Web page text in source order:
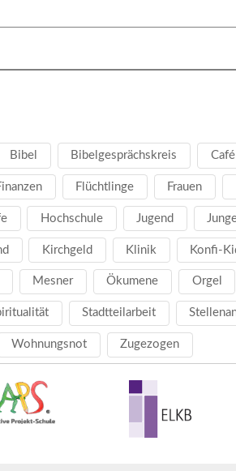
Bibel Bibelgesprächskreis
Flüchtlinge Frauen
Hochschule Jugend
Kirchgeld Klinik Konfi-
Mesner Ökumene Orgel
Stadtteilarbeit
Wohnungsnot Zugezogen